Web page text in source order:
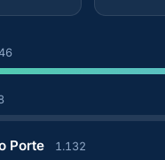
Porte 1.132